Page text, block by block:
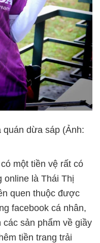
quán dừa sáp (Ảnh:
một tiền vệ rất có
online là Thái Thị
quen thuộc được
facebook cá nhân,
sản phẩm về giầy
tiền trang trải